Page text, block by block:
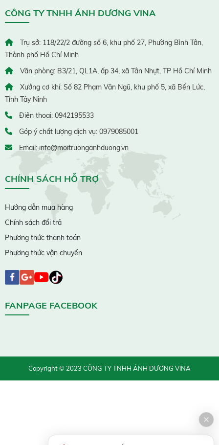
CÔNG TY TNHH ÁNH DƯƠNG VINA
Trụ sở: 118/22/2 đường số 6, khu phố 27, Phường Bình Tân,
Thành phố Hồ Chí Minh
Văn phòng: B3/21, QL1A, ấp 34, xã Tân Nhựt, TP Hồ Chí Minh
Xưởng cơ khí: Số 82 Phạm Văn Ngũ, khu phố 5, xã Bến Lức,
Tỉnh Tây Ninh
Điện thoại: 0942195533
Góp ý chất lượng dịch vụ: 0979085001
Email: info@moitruonganhduong.vn
CHÍNH SÁCH HỖ TRỢ
Hướng dẫn mua hàng
Chính sách đổi trả
Phương thức thanh toán
Phương thức vận chuyển
FANPAGE FACEBOOK
Copyright © 2023 CÔNG TY TNHH ÁNH DƯƠNG VINA